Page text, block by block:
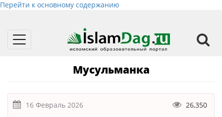
Перейти к основному содержанию
Toggle
Мусульманка
16 Февраль 2026 26,350